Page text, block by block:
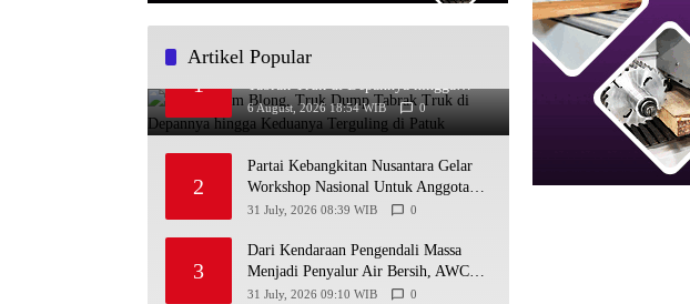
Artikel Popular
1
Diduga Rem Blong, Truk Dump
Tabrak Truk di Depannya hingga
Keduanya Terguling di Patuk
6 August, 2026 18:54 WIB 0
2
Partai Kebangkitan Nusantara Gelar
Workshop Nasional Untuk Anggota
DPRD Kabupaten/Kota di Yogyakarta
31 July, 2026 08:39 WIB 0
3
Dari Kendaraan Pengendali Massa
Menjadi Penyalur Air Bersih, AWC
Polres Gunungkidul Bantu Warga
31 July, 2026 09:10 WIB 0